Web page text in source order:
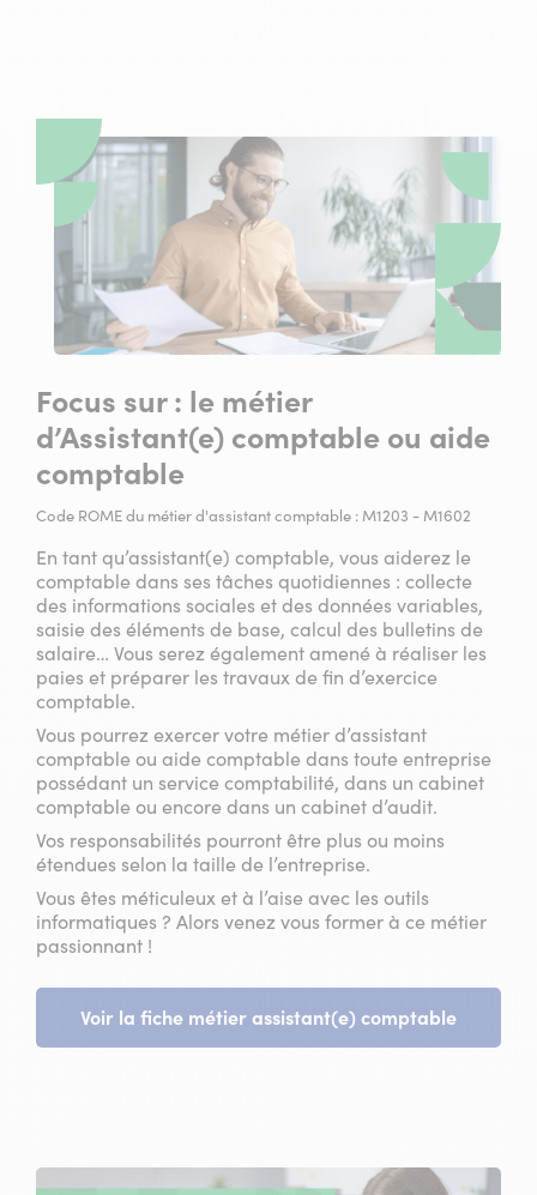
Focus sur : le métier
d’Assistant(e) comptable ou aide
comptable
Code ROME du métier d'assistant comptable : M1203 - M1602
En tant qu’assistant(e) comptable, vous aiderez le
comptable dans ses tâches quotidiennes : collecte
des informations sociales et des données variables,
saisie des éléments de base, calcul des bulletins de
salaire… Vous serez également amené à réaliser les
paies et préparer les travaux de fin d’exercice
comptable.
Vous pourrez exercer votre métier d’assistant
comptable ou aide comptable dans toute entreprise
possédant un service comptabilité, dans un cabinet
comptable ou encore dans un cabinet d’audit.
Vos responsabilités pourront être plus ou moins
étendues selon la taille de l’entreprise.
Vous êtes méticuleux et à l’aise avec les outils
informatiques ? Alors venez vous former à ce métier
passionnant !
Voir la fiche métier assistant(e) comptable